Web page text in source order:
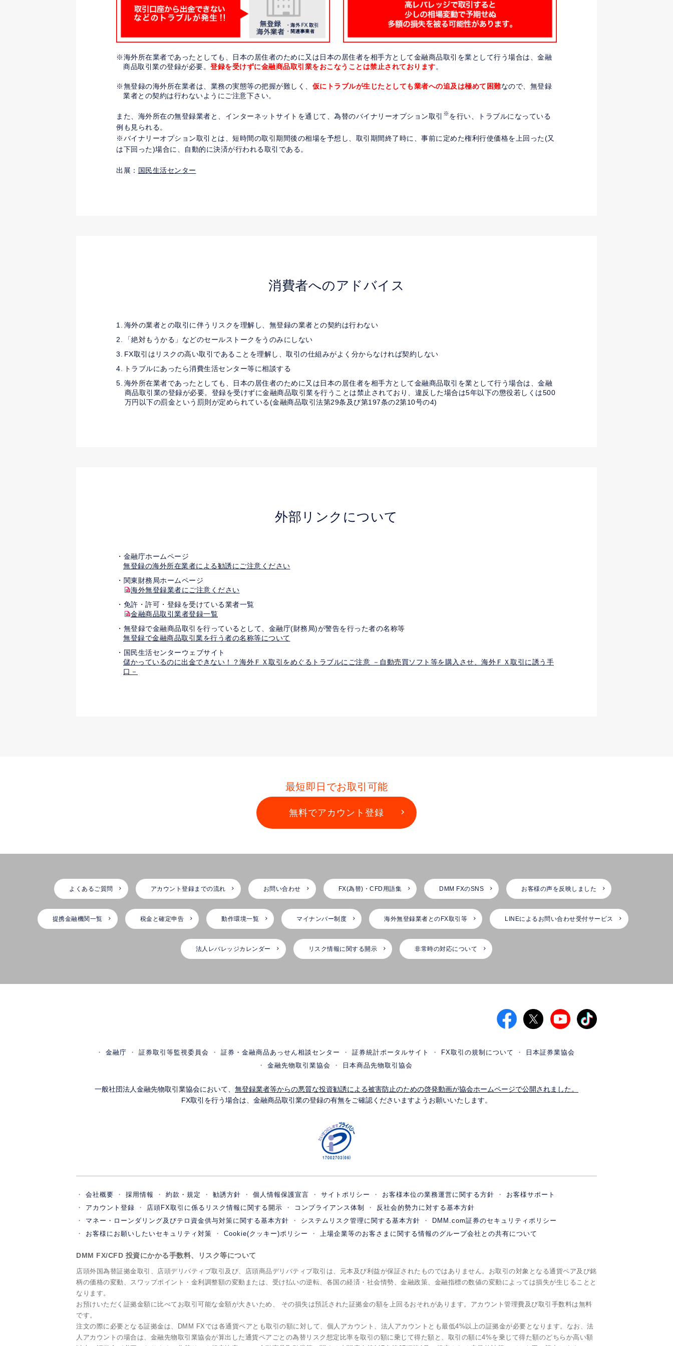
海外所在業者であったとしても、日本の居住者のために又は日本の居住者を相手方として金融商品取引を業として行う場合は、金融
商品取引業の登録が必要。 登録を受けずに金融商品取引業をおこなうことは禁止されております。
無登録の海外所在業者は、業務の実態等の把握が難しく、 仮にトラブルが生じたとしても業者への追及は極めて困難なので、無登録
業者との契約は行わないようにご注意下さい。
また、海外所在の無登録業者と、インターネットサイトを通じて、為替のバイナリーオプション取引 ※を行い、トラブルになっている
例も見られる。
バイナリーオプション取引とは、短時間の取引期間後の相場を予想し、取引期間終了時に、事前に定めた権利行使価格を上回った(又
は下回った)場合に、自動的に決済が行われる取引である。
出展： 国民生活センター
消費者へのアドバイス
海外の業者との取引に伴うリスクを理解し、無登録の業者との契約は行わない
「絶対もうかる」などのセールストークをうのみにしない
FX取引はリスクの高い取引であることを理解し、取引の仕組みがよく分からなければ契約しない
トラブルにあったら消費生活センター等に相談する
海外所在業者であったとしても、日本の居住者のために又は日本の居住者を相手方として金融商品取引を業として行う場合は、金融
商品取引業の登録が必要。登録を受けずに金融商品取引業を行うことは禁止されており、違反した場合は5年以下の懲役若しくは500
万円以下の罰金という罰則が定められている(金融商品取引法第29条及び第197条の2第10号の4)
外部リンクについて
金融庁ホームページ
無登録の海外所在業者による勧誘にご注意ください
関東財務局ホームページ
海外無登録業者にご注意ください
免許・許可・登録を受けている業者一覧
金融商品取引業者登録一覧
無登録で金融商品取引を行っているとして、金融庁(財務局)が警告を行った者の名称等
無登録で金融商品取引業を行う者の名称等について
国民生活センターウェブサイト
儲かっているのに出金できない！？海外ＦＸ取引をめぐるトラブルにご注意 －自動売買ソフト等を購入させ、海外ＦＸ取引に誘う手
口－
最短即日でお取引可能
無料でアカウント登録
よくあるご質問 アカウント登録までの流れ お問い合わせ FX(為替)・CFD用語集 DMM FXのSNS お客様の声を反映しました
提携金融機関一覧 税金と確定申告 動作環境一覧 マイナンバー制度 海外無登録業者とのFX取引等 LINEによるお問い合わせ受付サービス
法人レバレッジカレンダー リスク情報に関する開示 非常時の対応について
金融庁 証券取引等監視委員会 証券・金融商品あっせん相談センター 証券統計ポータルサイト FX取引の規制について
日本証券業協会
金融先物取引業協会
日本商品先物取引協会
一般社団法人金融先物取引業協会において、 無登録業者等からの悪質な投資勧誘による被害防止のための啓発動画が協会ホームページで公開されました。
FX取引を行う場合は、金融商品取引業の登録の有無をご確認くださいますようお願いいたします。
会社概要 採用情報 約款・規定 勧誘方針 個人情報保護宣言 サイトポリシー お客様本位の業務運営に関する方針
お客様サポート
アカウント登録
店頭FX取引に係るリスク情報に関する開示 コンプライアンス体制
反社会的勢力に対する基本方針
マネー・ローンダリング及びテロ資金供与対策に関する基本方針
システムリスク管理に関する基本方針
DMM.com証券のセキュリティポリシー
お客様にお願いしたいセキュリティ対策
Cookie(クッキー)ポリシー 上場企業等のお客さまに関する情報のグループ会社との共有について
DMM FX/CFD 投資にかかる手数料、リスク等について
店頭外国為替証拠金取引、店頭デリバティブ取引及び、店頭商品デリバティブ取引は、元本及び利益が保証されたものではありません。お取引の対象となる通貨ペア及び銘
柄の価格の変動、スワップポイント・金利調整額の変動または、受け払いの逆転、各国の経済・社会情勢、金融政策、金融指標の数値の変動によっては損失が生じることと
なります。
お預けいただく証拠金額に比べてお取引可能な金額が大きいため、 その損失は預託された証拠金の額を上回るおそれがあります。アカウント管理費及び取引手数料は無料
です。
注文の際に必要となる証拠金は、DMM FXでは各通貨ペアとも取引の額に対して、個人アカウント、法人アカウントとも最低4%以上の証拠金が必要となります。なお、法
人アカウントの場合は、金融先物取引業協会が算出した通貨ペアごとの為替リスク想定比率を取引の額に乗じて得た額と、取引の額に4%を乗じて得た額のどちらか高い額